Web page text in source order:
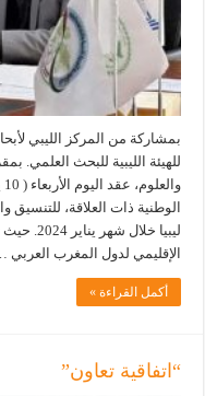
بمشاركة من المركز الليبي
للهيئة الليبية للبحث العلمي.
الوطنية ذات العلاقة، للتنسيق
ليبيا
الإقليمي لدول المغرب العربي …
أكمل القراءة »
“اتفاقية تعاون”